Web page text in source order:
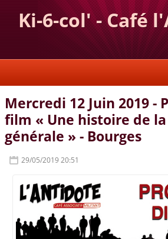
Ki-6-col' - Café
Mercredi 12 Juin 2019 -
film « Une histoire de
générale » - Bourges
29/05/2019 20:51